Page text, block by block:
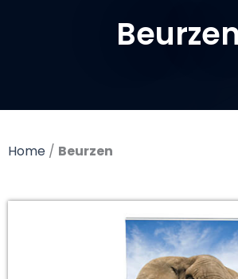
Beurzen
Home / Beurzen